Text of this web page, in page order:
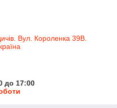
Вул. Короленка 39В.
до 17:00